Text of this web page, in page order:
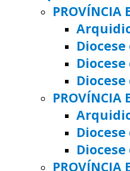
PROVÍNCIA
PROVÍNCIA
Diocese
PROVÍNCIA